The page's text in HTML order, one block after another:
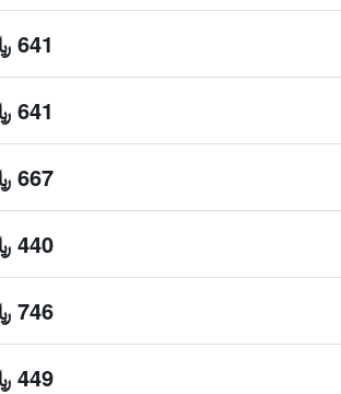
641 ﷼
641 ﷼
667 ﷼
440 ﷼
746 ﷼
449 ﷼